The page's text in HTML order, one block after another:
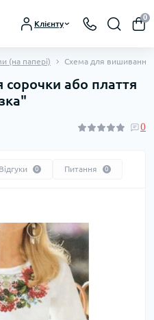
Клієнту
0
(на папері) Схема для вишивання
або плаття
0
Відгуки 0 Питання 0